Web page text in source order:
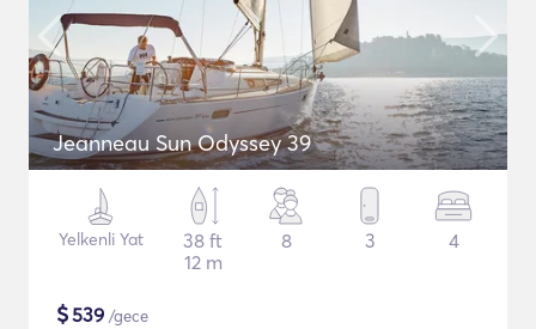
Jeanneau Sun Odyssey 39
Yelkenli Yat
38 ft
12 m
8 3 4
$539 /gece